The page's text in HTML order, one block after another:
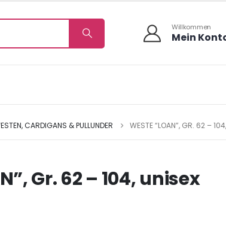
Willkommen
Mein
CARDIGANS & PULLUNDER WESTE “LOAN”, GR. 62 –
Gr. 62 – 104, unisex